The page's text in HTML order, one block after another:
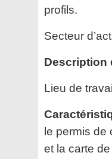
profils.
Secteur
Description
Lieu de
le permis de
et la carte